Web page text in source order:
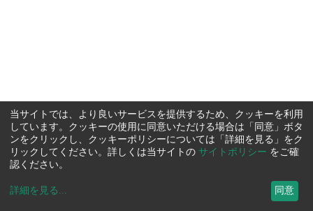
当サイトでは、より良いサービスを提供するため、クッキーを利用
しています。クッキーの使用に同意いただける場合は「同意」ボタ
ンをクリックし、クッキーポリシーについては「詳細を見る」をク
リックしてください。詳しくは当サイトの サイトポリシー をご確
認ください。
詳細を見る ... 同意